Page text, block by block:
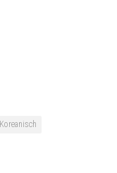
Koreanisch